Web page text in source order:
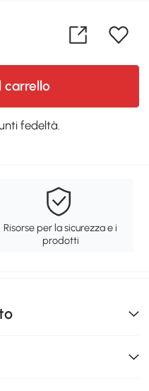
carrello
fedeltà.
Risorse per la sicurezza e i
prodotti